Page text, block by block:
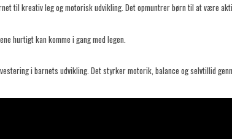
til kreativ leg og motorisk udvikling. Det opmuntrer børn til at være
hurtigt kan komme i gang med legen.
i barnets udvikling. Det styrker motorik, balance og selvtillid